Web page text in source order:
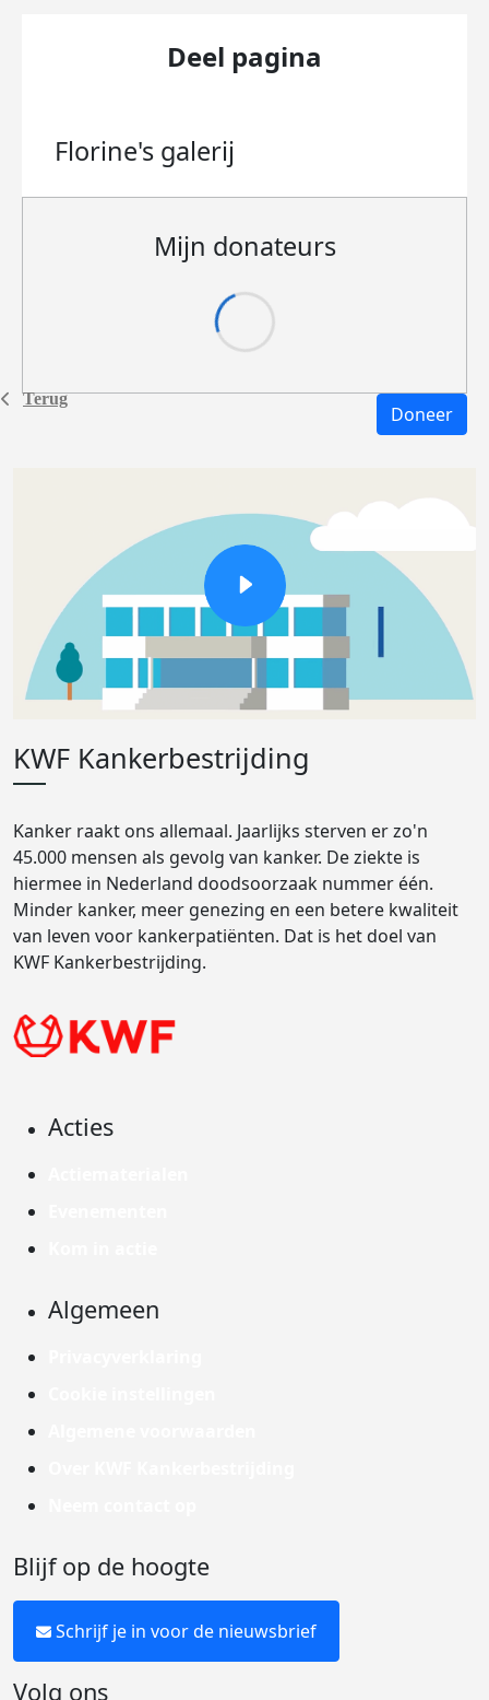
Terug
Deel pagina
Florine's galerij
Mijn donateurs
Doneer
KWF Kankerbestrijding
Kanker raakt ons allemaal. Jaarlijks sterven er zo'n
45.000 mensen als gevolg van kanker. De ziekte is
hiermee in Nederland doodsoorzaak nummer één.
Minder kanker, meer genezing en een betere kwaliteit
van leven voor kankerpatiënten. Dat is het doel van
KWF Kankerbestrijding.
Acties
Algemeen
Blijf op de hoogte
Schrijf je in voor de nieuwsbrief
Volg ons